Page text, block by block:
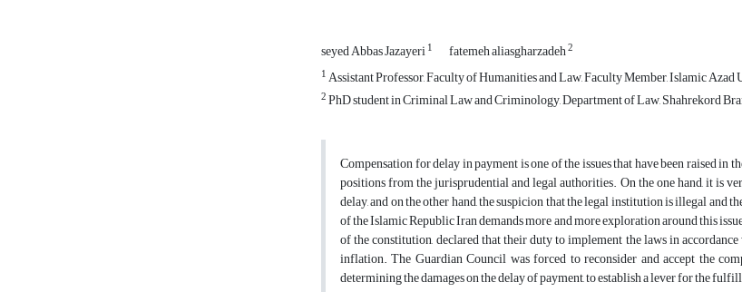
seyed Abbas Jazayeri1 fatemeh aliasgharzadeh2
1Assistant Professor, Faculty of Humanities and Law, Faculty Member, Islamic
2PhD student in Criminal Law and Criminology, Department of Law, Shahrekord
Compensation for delay in payment is one of the issues that have been raised
positions from the jurisprudential and legal authorities. On the one hand, it is
delay, and on the other hand, the suspicion that the legal institution is illegal
of the Islamic Republic Iran demands more and more exploration around this
of the constitution, declared that their duty to implement the laws in
inflation. The Guardian Council was forced to reconsider and accept the
determining the damages on the delay of payment, to establish a lever for the